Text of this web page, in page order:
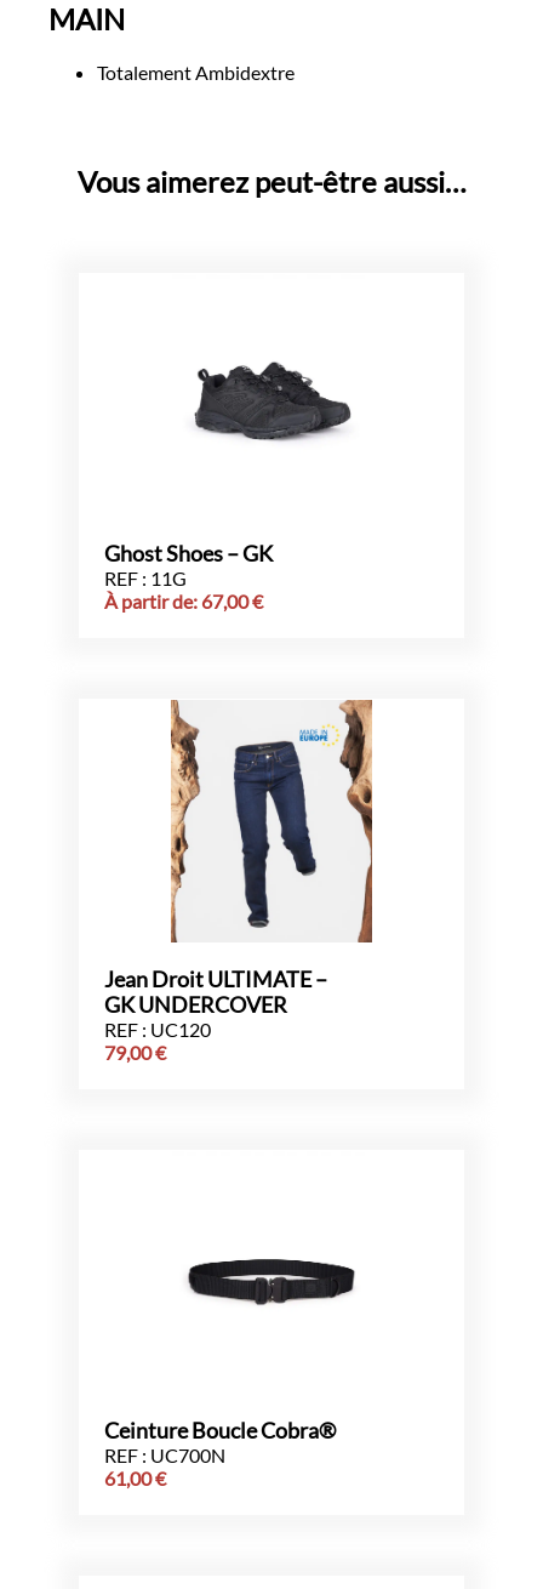
MAIN
Totalement Ambidextre
Vous aimerez peut-être aussi…
Ghost Shoes – GK
REF : 11G
À partir de: 67,00€
Jean Droit ULTIMATE –
GK UNDERCOVER
REF : UC120
79,00€
Ceinture Boucle Cobra®
REF : UC700N
61,00€